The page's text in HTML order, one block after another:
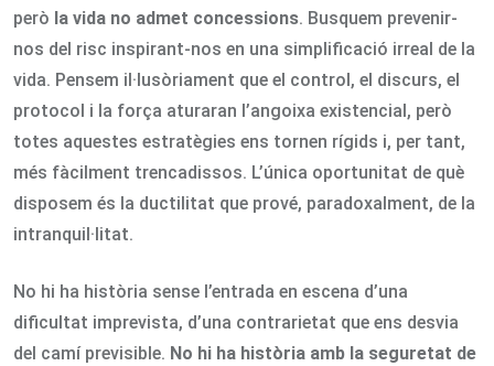
però la vida no admet concessions. Busquem prevenir-
nos del risc inspirant-nos en una simplificació irreal de la
vida. Pensem il·lusòriament que el control, el discurs, el
protocol i la força aturaran l’angoixa existencial, però
totes aquestes estratègies ens tornen rígids i, per tant,
més fàcilment trencadissos. L’única oportunitat de què
disposem és la ductilitat que prové, paradoxalment, de la
intranquil·litat.
No hi ha història sense l’entrada en escena d’una
dificultat imprevista, d’una contrarietat que ens desvia
del camí previsible. No hi ha història amb la seguretat de